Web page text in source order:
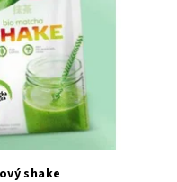
shake